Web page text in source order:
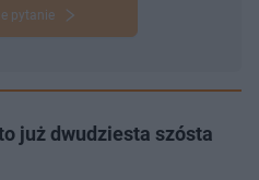
pytanie
już dwudziesta szósta